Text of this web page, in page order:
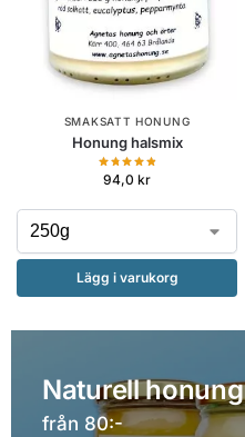
SMAKSATT HONUNG
Honung halsmix
94,0 kr
Lägg i varukorg
Naturell honung
från 80:-